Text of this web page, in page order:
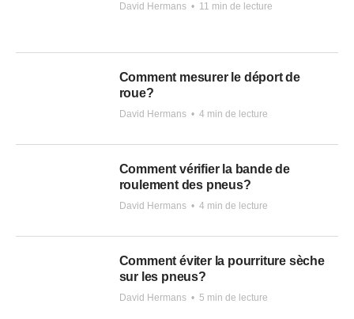
David Hermans • 11 min de lecture
Comment mesurer le déport de
roue?
David Hermans • 4 min de lecture
Comment vérifier la bande de
roulement des pneus?
David Hermans • 4 min de lecture
Comment éviter la pourriture sèche
sur les pneus?
David Hermans • 5 min de lecture